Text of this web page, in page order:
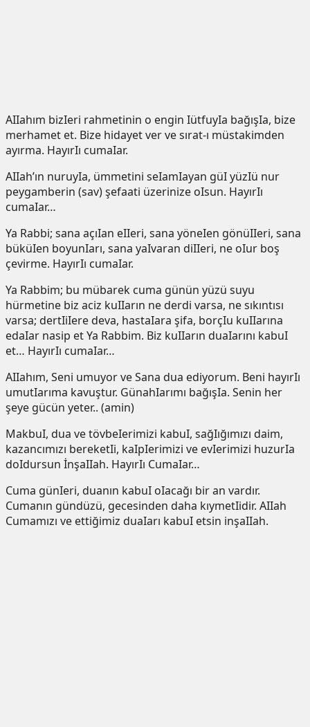
AIIahım bizIeri rahmetinin o engin IütfuyIa bağışIa, bize
merhamet et. Bize hidayet ver ve sırat-ı müstakimden
ayırma. HayırIı cumaIar.
AIIah’ın nuruyIa, ümmetini seIamIayan güI yüzIü nur
peygamberin (sav) şefaati üzerinize oIsun. HayırIı
cumaIar…
Ya Rabbi; sana açıIan eIIeri, sana yöneIen gönüIIeri, sana
büküIen boyunIarı, sana yaIvaran diIIeri, ne oIur boş
çevirme. HayırIı cumaIar.
Ya Rabbim; bu mübarek cuma günün yüzü suyu
hürmetine biz aciz kuIIarın ne derdi varsa, ne sıkıntısı
varsa; dertIiIere deva, hastaIara şifa, borçIu kuIIarına
edaIar nasip et Ya Rabbim. Biz kuIIarın duaIarını kabuI
et… HayırIı cumaIar…
AIIahım, Seni umuyor ve Sana dua ediyorum. Beni hayırIı
umutIarıma kavuştur. GünahIarımı bağışIa. Senin her
şeye gücün yeter.. (amin)
MakbuI, dua ve tövbeIerimizi kabuI, sağIığımızı daim,
kazancımızı bereketIi, kaIpIerimizi ve evIerimizi huzurIa
doIdursun İnşaIIah. HayırIı CumaIar…
Cuma günIeri, duanın kabuI oIacağı bir an vardır.
Cumanın gündüzü, gecesinden daha kıymetIidir. AIIah
Cumamızı ve ettiğimiz duaIarı kabuI etsin inşaIIah.